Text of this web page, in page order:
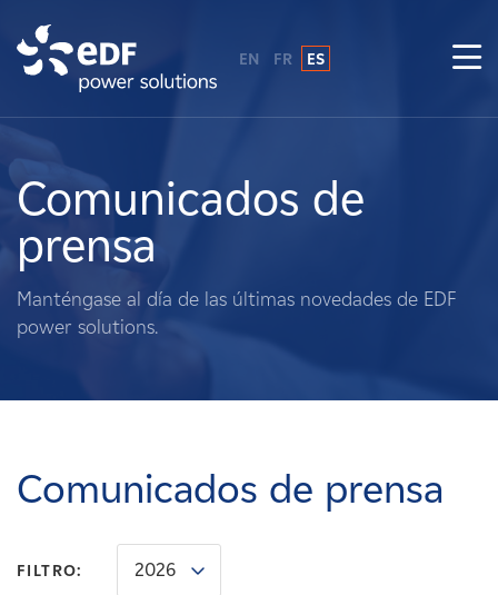
Sobre nosotros
Qué hacemos
Terratenientes
Carreras
Noticias
EN FR ES
Comunicados de
prensa
Manténgase al día de las últimas novedades de EDF
power solutions.
Comunicados de prensa
FILTRO: 2026